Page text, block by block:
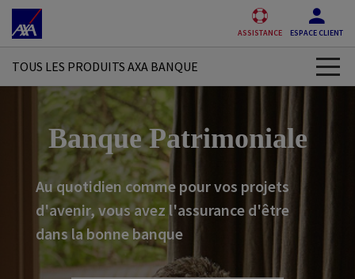
Accéder au Contenu Accéder au Pied de page
ASSISTANCE ESPACE CLIENT
TOUS LES PRODUITS AXA BANQUE
Compte bancaire
Carte bancaire
Crédit consommation
Epargne
Bourse
Banque Patrimoniale
Au quotidien comme pour vos projets
d'avenir, vous avez l'assurance d'être
dans la bonne banque